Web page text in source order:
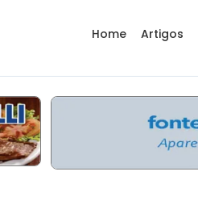
Home Artigos